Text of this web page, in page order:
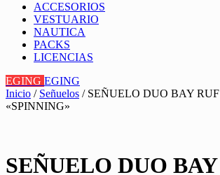
ACCESORIOS
VESTUARIO
NAUTICA
PACKS
LICENCIAS
EGING EGING
Inicio / Señuelos / SEÑUELO DUO BAY RUF
«SPINNING»
SEÑUELO DUO